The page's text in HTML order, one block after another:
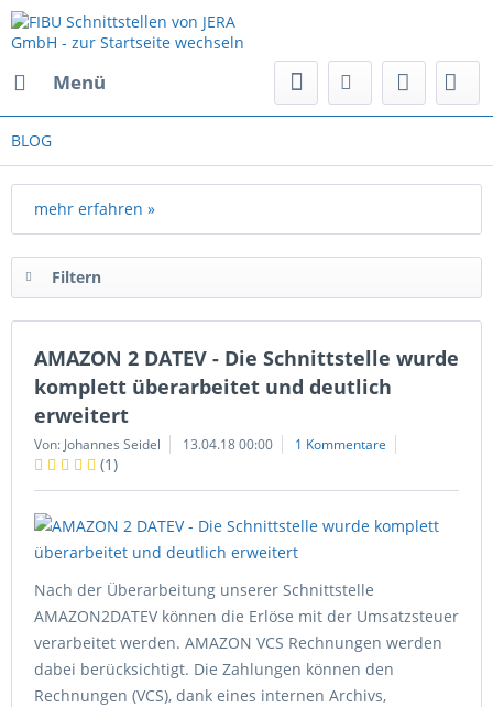
Menü
BLOG
mehr erfahren »
Filtern
AMAZON 2 DATEV - Die Schnittstelle wurde
komplett überarbeitet und deutlich
erweitert
Von: Johannes Seidel 13.04.18 00:00 1 Kommentare
(1)
Nach der Überarbeitung unserer Schnittstelle
AMAZON2DATEV können die Erlöse mit der Umsatzsteuer
verarbeitet werden. AMAZON VCS Rechnungen werden
dabei berücksichtigt. Die Zahlungen können den
Rechnungen (VCS), dank eines internen Archivs,